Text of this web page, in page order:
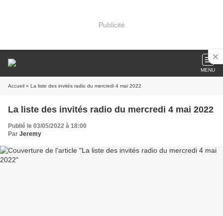
Publicité
MENU
Accueil » La liste des invités radio du mercredi 4 mai 2022
La liste des invités radio du mercredi 4 mai 2022
Publié le 03/05/2022 à 18:00
Par Jeremy